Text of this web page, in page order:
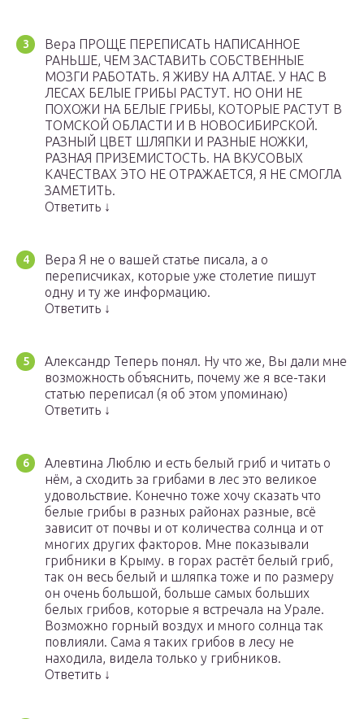
Вера ПРОЩЕ ПЕРЕПИСАТЬ НАПИСАННОЕ
РАНЬШЕ, ЧЕМ ЗАСТАВИТЬ СОБСТВЕННЫЕ
МОЗГИ РАБОТАТЬ. Я ЖИВУ НА АЛТАЕ. У НАС В
ЛЕСАХ БЕЛЫЕ ГРИБЫ РАСТУТ. НО ОНИ НЕ
ПОХОЖИ НА БЕЛЫЕ ГРИБЫ, КОТОРЫЕ РАСТУТ В
ТОМСКОЙ ОБЛАСТИ И В НОВОСИБИРСКОЙ.
РАЗНЫЙ ЦВЕТ ШЛЯПКИ И РАЗНЫЕ НОЖКИ,
РАЗНАЯ ПРИЗЕМИСТОСТЬ. НА ВКУСОВЫХ
КАЧЕСТВАХ ЭТО НЕ ОТРАЖАЕТСЯ, Я НЕ СМОГЛА
ЗАМЕТИТЬ.
Ответить ↓
Вера Я не о вашей статье писала, а о
переписчиках, которые уже столетие пишут
одну и ту же информацию.
Ответить ↓
Александр Теперь понял. Ну что же, Вы дали мне
возможность объяснить, почему же я все-таки
статью переписал (я об этом упоминаю)
Ответить ↓
Алевтина Люблю и есть белый гриб и читать о
нём, а сходить за грибами в лес это великое
удовольствие. Конечно тоже хочу сказать что
белые грибы в разных районах разные, всё
зависит от почвы и от количества солнца и от
многих других факторов. Мне показывали
грибники в Крыму. в горах растёт белый гриб,
так он весь белый и шляпка тоже и по размеру
он очень большой, больше самых больших
белых грибов, которые я встречала на Урале.
Возможно горный воздух и много солнца так
повлияли. Сама я таких грибов в лесу не
находила, видела только у грибников.
Ответить ↓